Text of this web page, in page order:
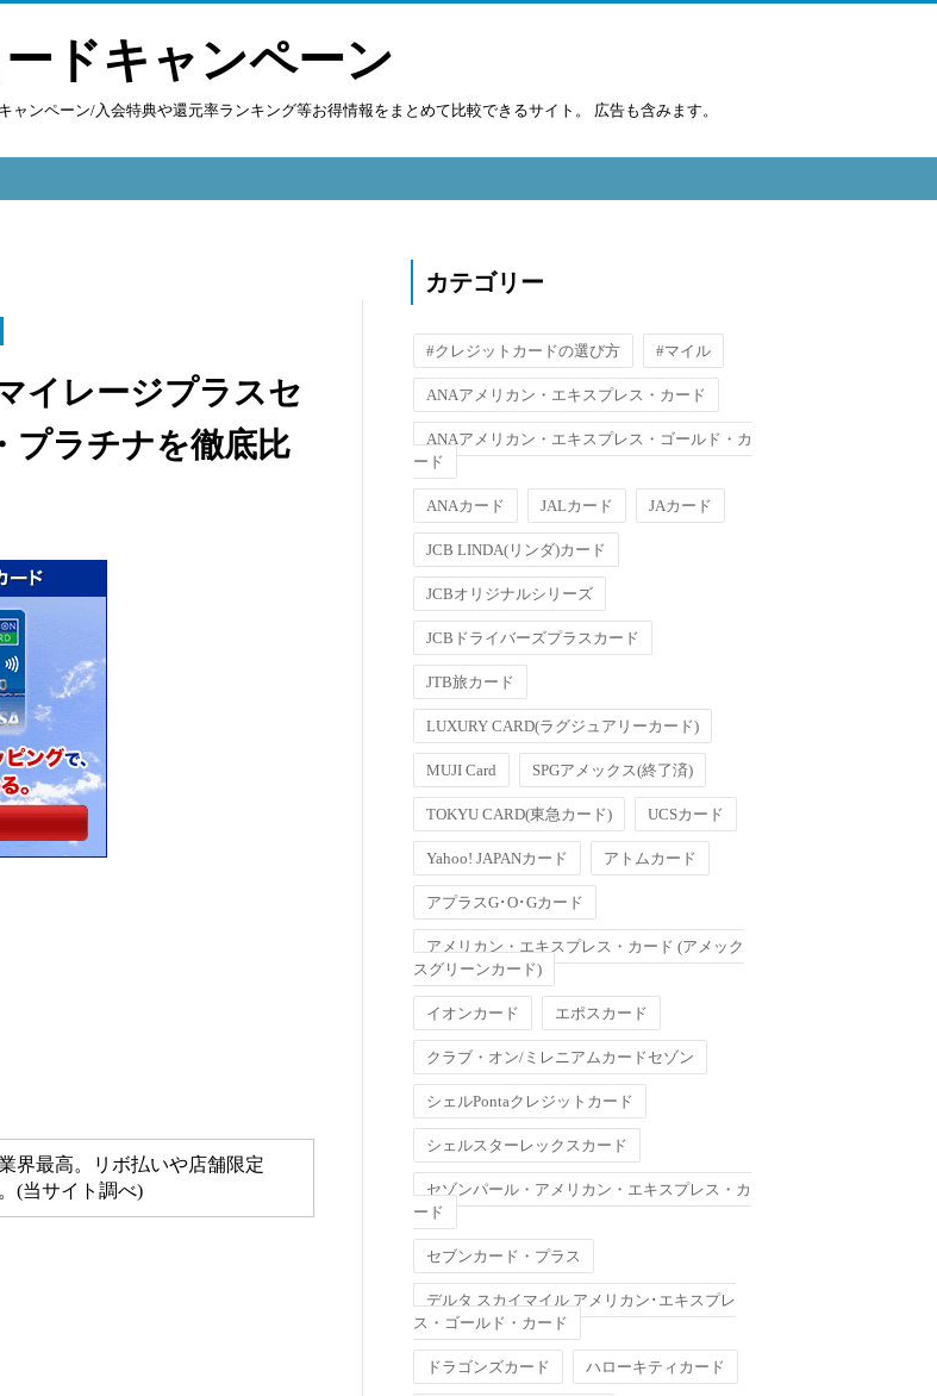
ドキャンペーン
ンペーン/入会特典や還元率ランキング等お得情報をまとめて比較できるサイト。 広告も含みます。
イレージプラスセ
プラチナを徹底比
界最高。リボ払いや店舗限定
(当サイト調べ)
カテゴリー
#クレジットカードの選び方 #マイル
ANAアメリカン・エキスプレス・カード
ANAアメリカン・エキスプレス・ゴールド・カ
ード
ANAカード JALカード JAカード
JCB LINDA(リンダ)カード
JCBオリジナルシリーズ
JCBドライバーズプラスカード
JTB旅カード
LUXURY CARD(ラグジュアリーカード)
MUJI Card SPGアメックス(終了済)
TOKYU CARD(東急カード) UCSカード
Yahoo! JAPANカード アトムカード
アプラスG･O･Gカード
アメリカン・エキスプレス・カード (アメック
スグリーンカード)
イオンカード エポスカード
クラブ・オン/ミレニアムカードセゾン
シェルPontaクレジットカード
シェルスターレックスカード
セゾンパール・アメリカン・エキスプレス・カ
ード
セブンカード・プラス
デルタ スカイマイル アメリカン･エキスプレ
ス・ゴールド・カード
ドラゴンズカード ハローキティカード